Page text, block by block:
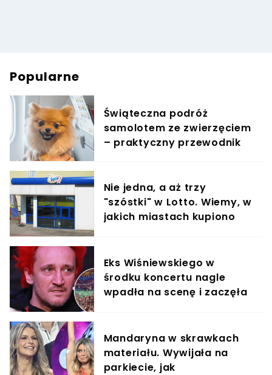
Popularne
Świąteczna podróż
samolotem ze zwierzęciem
– praktyczny przewodnik
Nie jedna, a aż trzy
"szóstki" w Lotto. Wiemy, w
jakich miastach kupiono
Eks Wiśniewskiego w
środku koncertu nagle
wpadła na scenę i zaczęła
Mandaryna w skrawkach
materiału. Wywijała na
parkiecie, jak